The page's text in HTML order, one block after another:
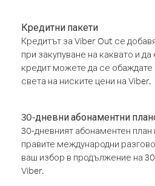
Кредитни пакети
Кредитът за Viber Out се
при закупуване на каквато и
кредит можете да се
света на ниските цени на Viber.
30-дневни абонаментни
30-дневният абонаментен план
правите международни
ваш избор в продължение на
Viber.